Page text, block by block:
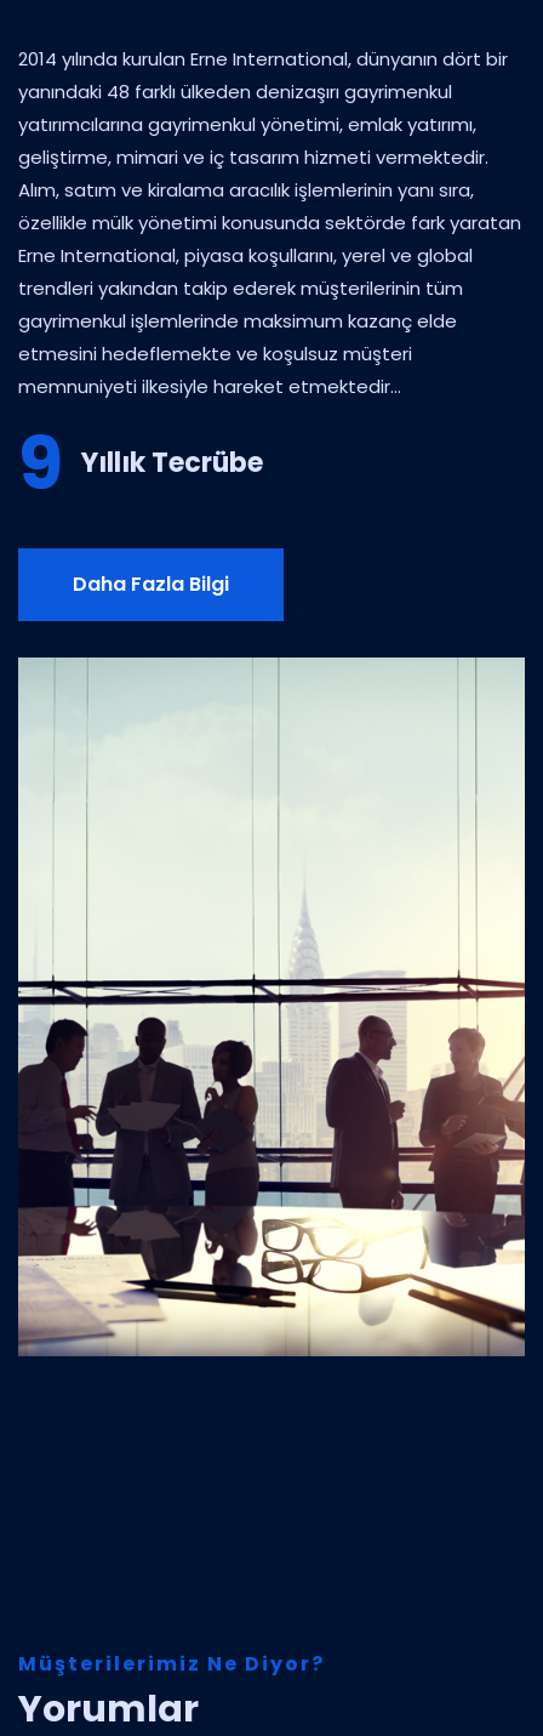
2014 yılında kurulan Erne International, dünyanın dört bir
yanındaki 48 farklı ülkeden denizaşırı gayrimenkul
yatırımcılarına gayrimenkul yönetimi, emlak yatırımı,
geliştirme, mimari ve iç tasarım hizmeti vermektedir.
Alım, satım ve kiralama aracılık işlemlerinin yanı sıra,
özellikle mülk yönetimi konusunda sektörde fark yaratan
Erne International, piyasa koşullarını, yerel ve global
trendleri yakından takip ederek müşterilerinin tüm
gayrimenkul işlemlerinde maksimum kazanç elde
etmesini hedeflemekte ve koşulsuz müşteri
memnuniyeti ilkesiyle hareket etmektedir...
9 Yıllık Tecrübe
Daha Fazla Bilgi
Müşterilerimiz Ne Diyor?
Yorumlar